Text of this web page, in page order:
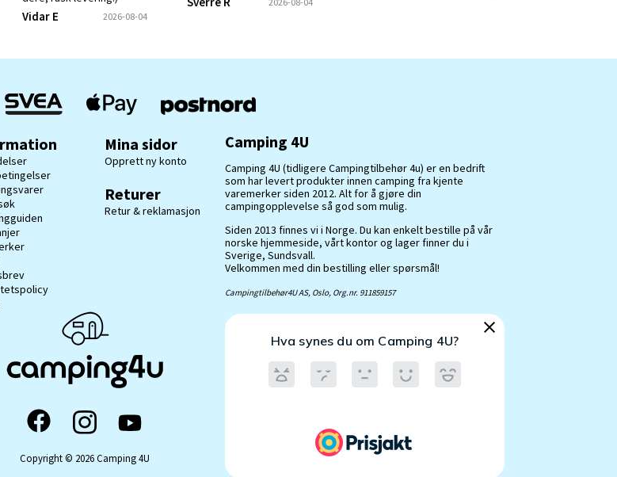
Vidar E 2026-08-04
Mina sidor
Opprett ny konto
Returer
Retur & reklamasjon
Camping 4U
Camping 4U (tidligere Campingtilbehør 4u) er en bedrift
som har levert produkter innen camping fra kjente
varemerker siden 2012. Alt for å gjøre din
campingopplevelse så god som mulig.
Siden 2013 finnes vi i Norge. Du kan enkelt bestille på vår
norske hjemmeside, vårt kontor og lager finner du i
Sverige, Sundsvall.
Velkommen med din bestilling eller spørsmål!
Campingtilbehør4U AS, Oslo, Org.nr. 911859157
Copyright © 2026 Camping 4U